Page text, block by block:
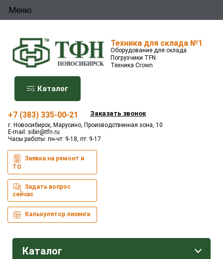
Меню
Техника для склада №1
Оборудование для склада
Погрузчики TFN
Техника Crown
Каталог
+7 (383) 335-00-21 Заказать звонок
г. Новосибирск, Марусино, Производственная зона, 10
E-mail: sibir@tfn.ru
Часы работы: пн-чт: 9-18, пт: 9-17
Заявка на ремонт и
ТО
Задать вопрос
сейчас
Калькулятор лизинга
Каталог